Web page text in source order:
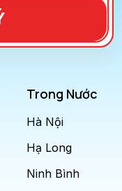
Trong Nước
Hà Nội
Hạ Long
Ninh Bình